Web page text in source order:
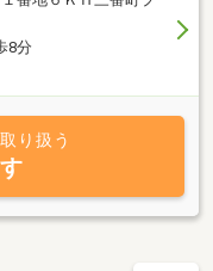
8分
り扱う